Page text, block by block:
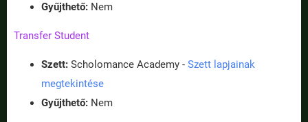
Gyűjthető: Nem
Transfer Student
Szett: Scholomance Academy - Szett lapjainak
megtekintése
Gyűjthető: Nem